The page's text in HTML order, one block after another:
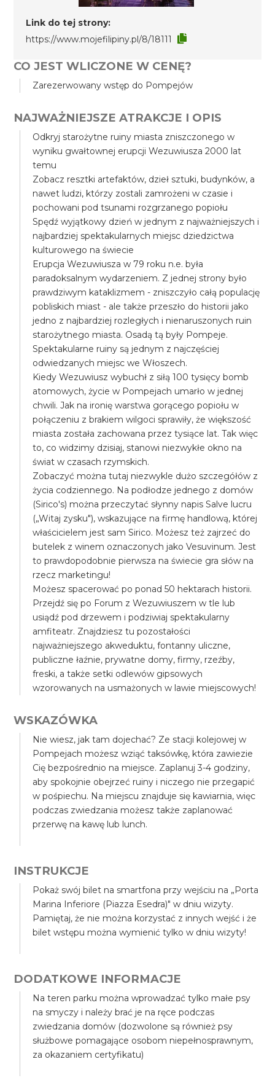
Link do tej strony:
https://www.mojefilipiny.pl/8/18111
CO JEST WLICZONE W CENĘ?
Zarezerwowany wstęp do Pompejów
NAJWAŻNIEJSZE ATRAKCJE I OPIS
Odkryj starożytne ruiny miasta zniszczonego w
wyniku gwałtownej erupcji Wezuwiusza 2000 lat
temu
Zobacz resztki artefaktów, dzieł sztuki, budynków, a
nawet ludzi, którzy zostali zamrożeni w czasie i
pochowani pod tsunami rozgrzanego popiołu
Spędź wyjątkowy dzień w jednym z najważniejszych i
najbardziej spektakularnych miejsc dziedzictwa
kulturowego na świecie
Erupcja Wezuwiusza w 79 roku n.e. była
paradoksalnym wydarzeniem. Z jednej strony było
prawdziwym kataklizmem - zniszczyło całą populację
pobliskich miast - ale także przeszło do historii jako
jedno z najbardziej rozległych i nienaruszonych ruin
starożytnego miasta. Osadą tą były Pompeje.
Spektakularne ruiny są jednym z najczęściej
odwiedzanych miejsc we Włoszech.
Kiedy Wezuwiusz wybuchł z siłą 100 tysięcy bomb
atomowych, życie w Pompejach umarło w jednej
chwili. Jak na ironię warstwa gorącego popiołu w
połączeniu z brakiem wilgoci sprawiły, że większość
miasta została zachowana przez tysiące lat. Tak więc
to, co widzimy dzisiaj, stanowi niezwykłe okno na
świat w czasach rzymskich.
Zobaczyć można tutaj niezwykle dużo szczegółów z
życia codziennego. Na podłodze jednego z domów
(Sirico's) można przeczytać słynny napis Salve lucru
(„Witaj zysku"), wskazujące na firmę handlową, której
właścicielem jest sam Sirico. Możesz też zajrzeć do
butelek z winem oznaczonych jako Vesuvinum. Jest
to prawdopodobnie pierwsza na świecie gra słów na
rzecz marketingu!
Możesz spacerować po ponad 50 hektarach historii.
Przejdź się po Forum z Wezuwiuszem w tle lub
usiądź pod drzewem i podziwiaj spektakularny
amfiteatr. Znajdziesz tu pozostałości
najważniejszego akweduktu, fontanny uliczne,
publiczne łaźnie, prywatne domy, firmy, rzeźby,
freski, a także setki odlewów gipsowych
wzorowanych na usmażonych w lawie miejscowych!
WSKAZÓWKA
Nie wiesz, jak tam dojechać? Ze stacji kolejowej w
Pompejach możesz wziąć taksówkę, która zawiezie
Cię bezpośrednio na miejsce. Zaplanuj 3-4 godziny,
aby spokojnie obejrzeć ruiny i niczego nie przegapić
w pośpiechu. Na miejscu znajduje się kawiarnia, więc
podczas zwiedzania możesz także zaplanować
przerwę na kawę lub lunch.
INSTRUKCJE
Pokaż swój bilet na smartfona przy wejściu na „Porta
Marina Inferiore (Piazza Esedra)" w dniu wizyty.
Pamiętaj, że nie można korzystać z innych wejść i że
bilet wstępu można wymienić tylko w dniu wizyty!
DODATKOWE INFORMACJE
Na teren parku można wprowadzać tylko małe psy
na smyczy i należy brać je na ręce podczas
zwiedzania domów (dozwolone są również psy
służbowe pomagające osobom niepełnosprawnym,
za okazaniem certyfikatu)